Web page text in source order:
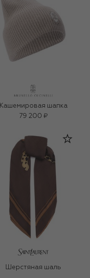
Кашемировая шапка
79 200 ₽
Шерстяная шаль